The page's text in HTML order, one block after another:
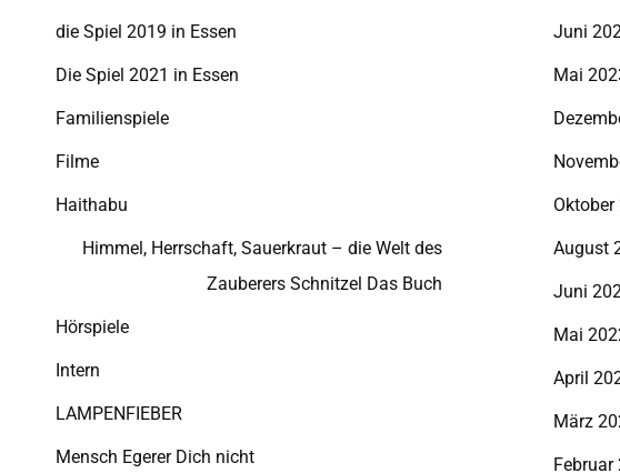
die Spiel 2019 in Essen
Die Spiel 2021 in Essen
Familienspiele
Filme
Haithabu
Himmel, Herrschaft, Sauerkraut – die Welt des
Zauberers Schnitzel Das Buch
Hörspiele
Intern
LAMPENFIEBER
Mensch Egerer Dich nicht
Juni
Mai
Oktober
August
Juni
Mai
April
März
Februar